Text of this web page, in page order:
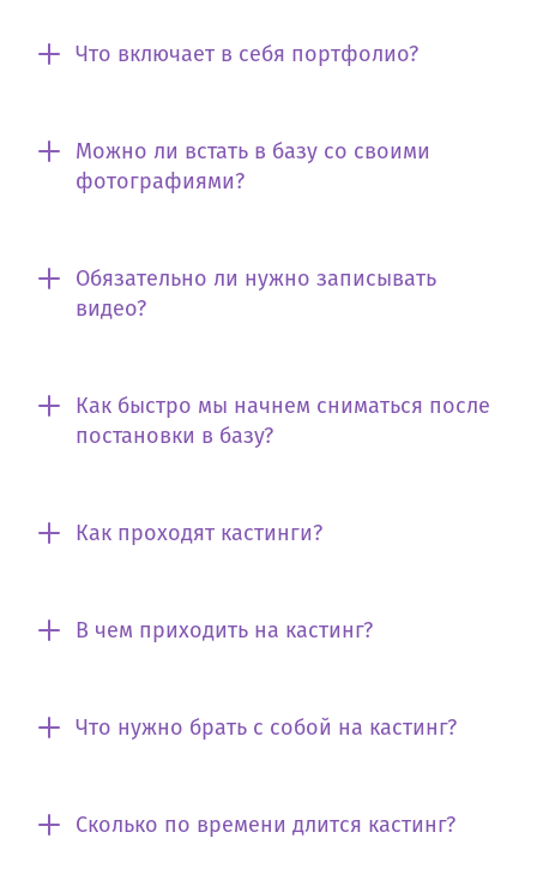
Что включает в себя портфолио?
Можно ли встать в базу со своими
фотографиями?
Обязательно ли нужно записывать
видео?
Как быстро мы начнем сниматься после
постановки в базу?
Как проходят кастинги?
В чем приходить на кастинг?
Что нужно брать с собой на кастинг?
Сколько по времени длится кастинг?